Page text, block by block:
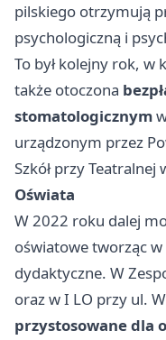
pilskiego otrzymują
psychologiczną i
To był kolejny rok, w
także otoczona
stomatologicznym
urządzonym przez
Szkół przy Teatralnej
Oświata
W 2022 roku dalej
oświatowe tworząc
dydaktyczne. W
oraz w I LO przy ul.
przystosowane dla